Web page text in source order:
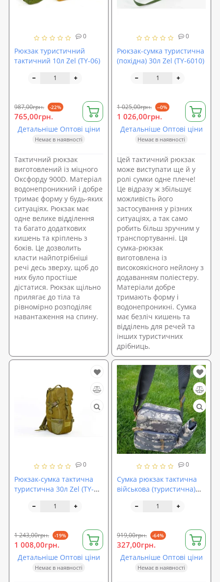
0
Рюкзак туристичний
тактичний 10л Zel (TY-06)
987,00грн. -22%
765,00грн.
Детальніше Оптові ціни
Немає в наявності
Тактичний рюкзак
виготовлений із міцного
Оксфорду 900D. Матеріал
водонепроникний і добре
тримає форму у будь-яких
ситуаціях. Рюкзак має
одне велике відділення
та багато додаткових
кишень та кріплень з
боків. Це дозволить
класти найпотрібніші
речі десь зверху, щоб до
них було простіше
дістатися. Рюкзак щільно
прилягає до тіла та
рівномірно розподіляє
навантаження на спину.
0
Рюкзак-сумка туристична
(похідна) 30л Zel (TY-6010)
1 025,00грн. --0%
1 026,00грн.
Детальніше Оптові ціни
Немає в наявності
Цей тактичний рюкзак
може виступати ще й у
ролі сумки одне плече!
Це відразу ж збільшує
можливість його
застосування у різних
ситуаціях, а так само
робить більш зручним у
транспортуванні. Ця
сумка-рюкзак
виготовлена із
високоякісного нейлону з
додаванням поліестеру.
Матеріали добре
тримають форму і
водонепроникні. Сумка
має безліч кишень та
відділень для речей та
інших туристичних
дрібниць.
0
Рюкзак-сумка тактична
туристична 30л Zel (TY-
1 243,00грн. -19%
1 008,00грн.
Детальніше Оптові ціни
Немає в наявності
0
Сумка рюкзак тактична
військова (туристична)
OSPORT Pixel (N02181)
919,00грн. -64%
327,00грн.
Детальніше Оптові ціни
Немає в наявності